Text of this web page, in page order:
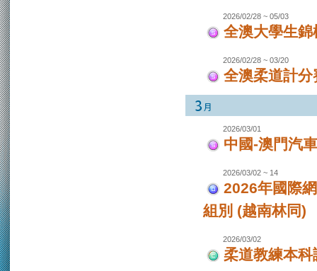
2026/02/28 ~ 05/03
全澳大學生
2026/02/28 ~ 03/20
全澳柔道計分
2026/03/01
中國-澳門汽
2026/03/02 ~ 14
2026年國際
組別 (越南林同)
2026/03/02
柔道教練本科